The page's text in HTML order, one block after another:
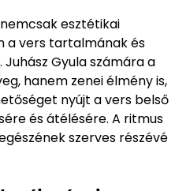
esztétikai
a vers tartalmának és
Gyula számára a
hanem zenei élmény is,
nyújt a vers belső
és átélésére. A ritmus
szerves részévé